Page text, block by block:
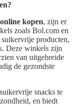
kopen, zijn er
zoals Bol.com en
producten,
Deze winkels zijn
van uitgebreide
de gezondste
snacks te
en biedt